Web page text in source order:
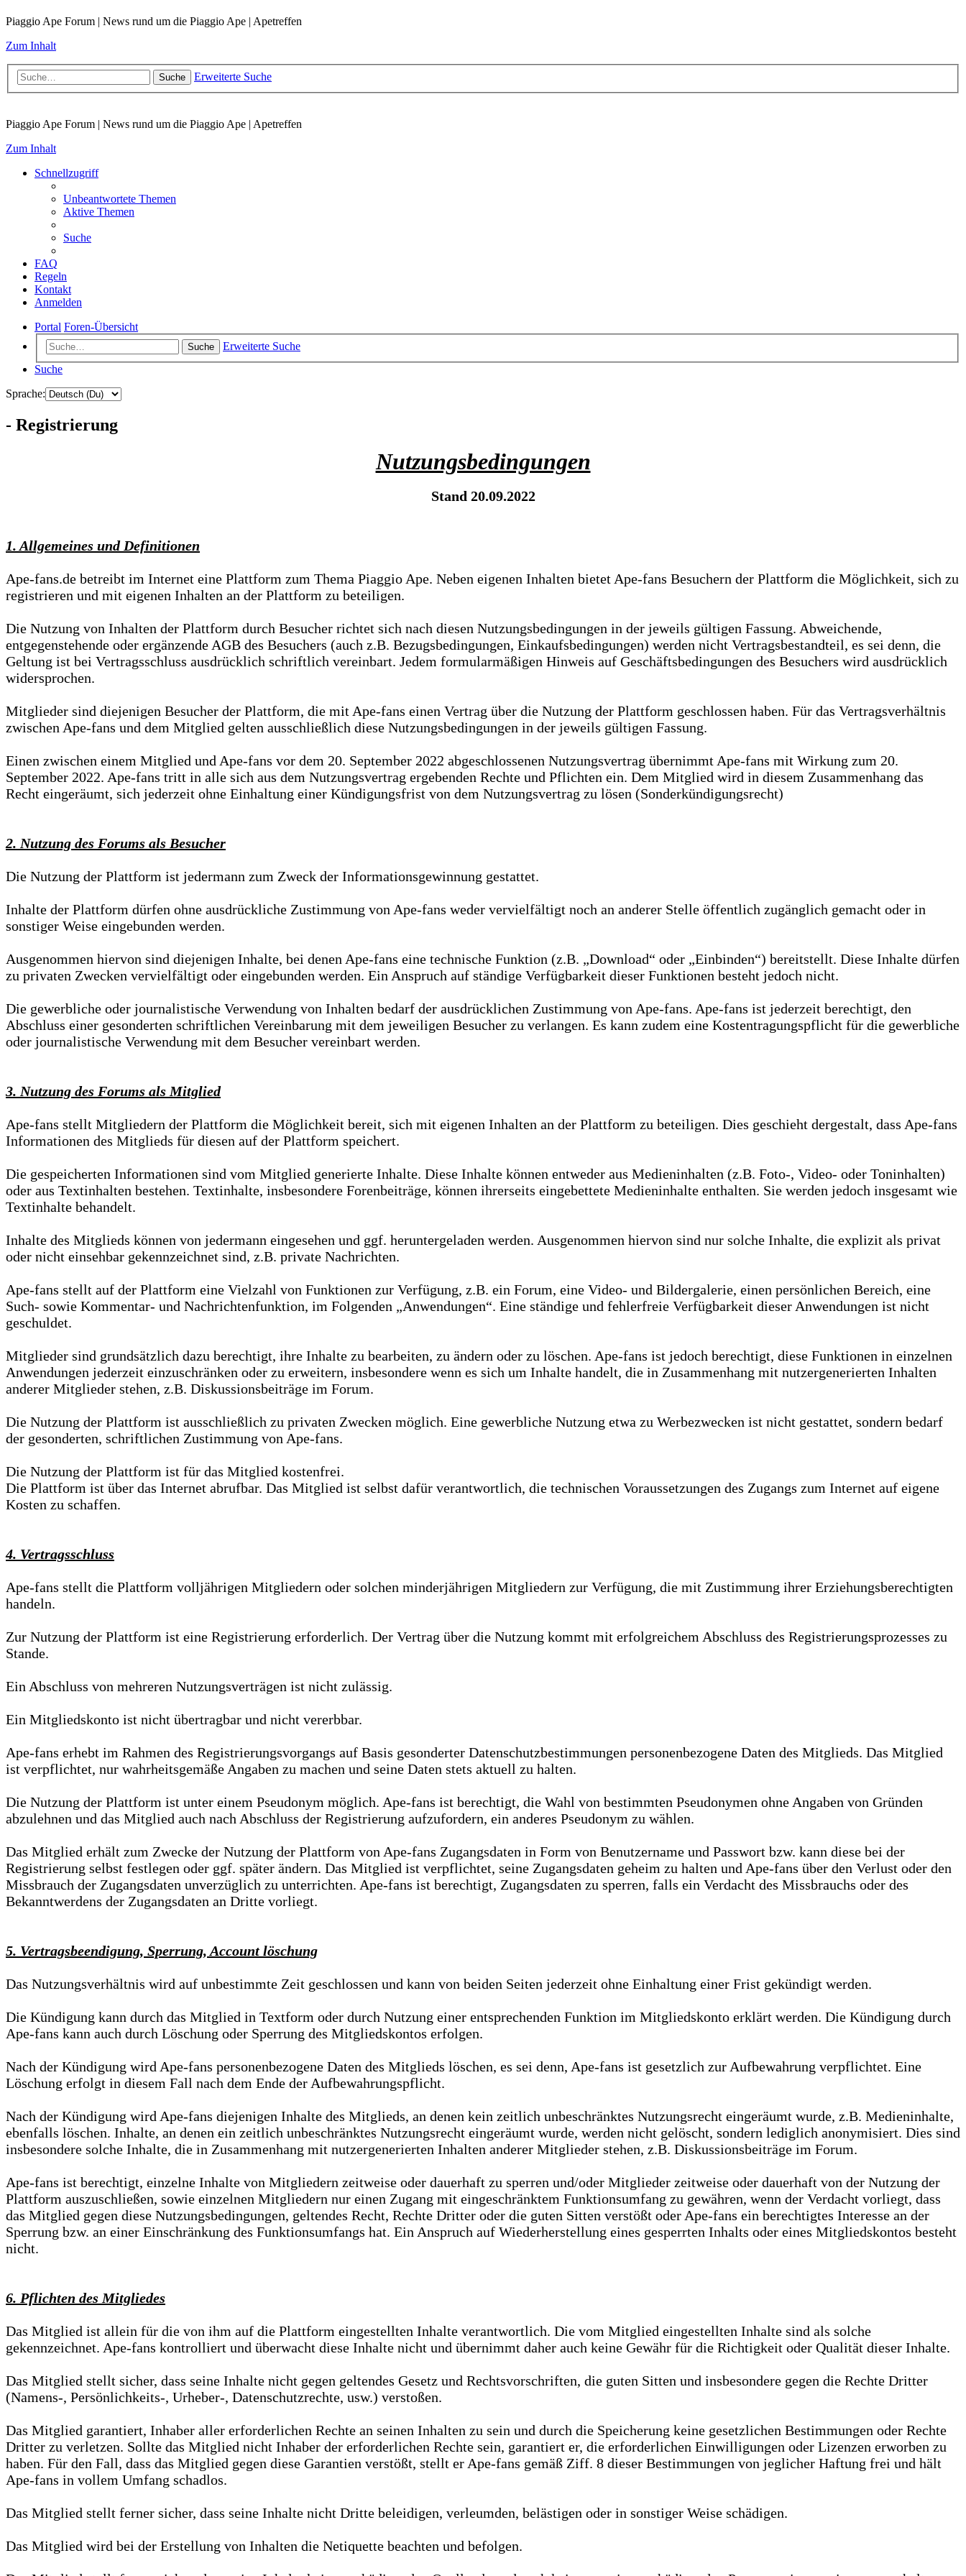
Piaggio Ape Forum | News rund um die Piaggio Ape | Apetreffen
Zum Inhalt
Suche Erweiterte Suche
Piaggio Ape Forum | News rund um die Piaggio Ape | Apetreffen
Zum Inhalt
Schnellzugriff
Unbeantwortete Themen
Aktive Themen
Suche
FAQ
Regeln
Kontakt
Anmelden
Portal Foren-Übersicht
Suche
Erweiterte Suche
Suche
Sprache:
- Registrierung
Nutzungsbedingungen
Stand 20.09.2022
1. Allgemeines und Definitionen
Ape-fans.de betreibt im Internet eine Plattform zum Thema Piaggio Ape. Neben eigenen Inhalten bietet Ape-fans Besuchern der Plattform die Möglichkeit, sich zu
registrieren und mit eigenen Inhalten an der Plattform zu beteiligen.
Die Nutzung von Inhalten der Plattform durch Besucher richtet sich nach diesen Nutzungsbedingungen in der jeweils gültigen Fassung. Abweichende,
entgegenstehende oder ergänzende AGB des Besuchers (auch z.B. Bezugsbedingungen, Einkaufsbedingungen) werden nicht Vertragsbestandteil, es sei denn, die
Geltung ist bei Vertragsschluss ausdrücklich schriftlich vereinbart. Jedem formularmäßigen Hinweis auf Geschäftsbedingungen des Besuchers wird ausdrücklich
widersprochen.
Mitglieder sind diejenigen Besucher der Plattform, die mit Ape-fans einen Vertrag über die Nutzung der Plattform geschlossen haben. Für das Vertragsverhältnis
zwischen Ape-fans und dem Mitglied gelten ausschließlich diese Nutzungsbedingungen in der jeweils gültigen Fassung.
Einen zwischen einem Mitglied und Ape-fans vor dem 20. September 2022 abgeschlossenen Nutzungsvertrag übernimmt Ape-fans mit Wirkung zum 20.
September 2022. Ape-fans tritt in alle sich aus dem Nutzungsvertrag ergebenden Rechte und Pflichten ein. Dem Mitglied wird in diesem Zusammenhang das
Recht eingeräumt, sich jederzeit ohne Einhaltung einer Kündigungsfrist von dem Nutzungsvertrag zu lösen (Sonderkündigungsrecht)
2. Nutzung des Forums als Besucher
Die Nutzung der Plattform ist jedermann zum Zweck der Informationsgewinnung gestattet.
Inhalte der Plattform dürfen ohne ausdrückliche Zustimmung von Ape-fans weder vervielfältigt noch an anderer Stelle öffentlich zugänglich gemacht oder in
sonstiger Weise eingebunden werden.
Ausgenommen hiervon sind diejenigen Inhalte, bei denen Ape-fans eine technische Funktion (z.B. „Download“ oder „Einbinden“) bereitstellt. Diese Inhalte dürfen
zu privaten Zwecken vervielfältigt oder eingebunden werden. Ein Anspruch auf ständige Verfügbarkeit dieser Funktionen besteht jedoch nicht.
Die gewerbliche oder journalistische Verwendung von Inhalten bedarf der ausdrücklichen Zustimmung von Ape-fans. Ape-fans ist jederzeit berechtigt, den
Abschluss einer gesonderten schriftlichen Vereinbarung mit dem jeweiligen Besucher zu verlangen. Es kann zudem eine Kostentragungspflicht für die gewerbliche
oder journalistische Verwendung mit dem Besucher vereinbart werden.
3. Nutzung des Forums als Mitglied
Ape-fans stellt Mitgliedern der Plattform die Möglichkeit bereit, sich mit eigenen Inhalten an der Plattform zu beteiligen. Dies geschieht dergestalt, dass Ape-fans
Informationen des Mitglieds für diesen auf der Plattform speichert.
Die gespeicherten Informationen sind vom Mitglied generierte Inhalte. Diese Inhalte können entweder aus Medieninhalten (z.B. Foto-, Video- oder Toninhalten)
oder aus Textinhalten bestehen. Textinhalte, insbesondere Forenbeiträge, können ihrerseits eingebettete Medieninhalte enthalten. Sie werden jedoch insgesamt wie
Textinhalte behandelt.
Inhalte des Mitglieds können von jedermann eingesehen und ggf. heruntergeladen werden. Ausgenommen hiervon sind nur solche Inhalte, die explizit als privat
oder nicht einsehbar gekennzeichnet sind, z.B. private Nachrichten.
Ape-fans stellt auf der Plattform eine Vielzahl von Funktionen zur Verfügung, z.B. ein Forum, eine Video- und Bildergalerie, einen persönlichen Bereich, eine
Such- sowie Kommentar- und Nachrichtenfunktion, im Folgenden „Anwendungen“. Eine ständige und fehlerfreie Verfügbarkeit dieser Anwendungen ist nicht
geschuldet.
Mitglieder sind grundsätzlich dazu berechtigt, ihre Inhalte zu bearbeiten, zu ändern oder zu löschen. Ape-fans ist jedoch berechtigt, diese Funktionen in einzelnen
Anwendungen jederzeit einzuschränken oder zu erweitern, insbesondere wenn es sich um Inhalte handelt, die in Zusammenhang mit nutzergenerierten Inhalten
anderer Mitglieder stehen, z.B. Diskussionsbeiträge im Forum.
Die Nutzung der Plattform ist ausschließlich zu privaten Zwecken möglich. Eine gewerbliche Nutzung etwa zu Werbezwecken ist nicht gestattet, sondern bedarf
der gesonderten, schriftlichen Zustimmung von Ape-fans.
Die Nutzung der Plattform ist für das Mitglied kostenfrei.
Die Plattform ist über das Internet abrufbar. Das Mitglied ist selbst dafür verantwortlich, die technischen Voraussetzungen des Zugangs zum Internet auf eigene
Kosten zu schaffen.
4. Vertragsschluss
Ape-fans stellt die Plattform volljährigen Mitgliedern oder solchen minderjährigen Mitgliedern zur Verfügung, die mit Zustimmung ihrer Erziehungsberechtigten
handeln.
Zur Nutzung der Plattform ist eine Registrierung erforderlich. Der Vertrag über die Nutzung kommt mit erfolgreichem Abschluss des Registrierungsprozesses zu
Stande.
Ein Abschluss von mehreren Nutzungsverträgen ist nicht zulässig.
Ein Mitgliedskonto ist nicht übertragbar und nicht vererbbar.
Ape-fans erhebt im Rahmen des Registrierungsvorgangs auf Basis gesonderter Datenschutzbestimmungen personenbezogene Daten des Mitglieds. Das Mitglied
ist verpflichtet, nur wahrheitsgemäße Angaben zu machen und seine Daten stets aktuell zu halten.
Die Nutzung der Plattform ist unter einem Pseudonym möglich. Ape-fans ist berechtigt, die Wahl von bestimmten Pseudonymen ohne Angaben von Gründen
abzulehnen und das Mitglied auch nach Abschluss der Registrierung aufzufordern, ein anderes Pseudonym zu wählen.
Das Mitglied erhält zum Zwecke der Nutzung der Plattform von Ape-fans Zugangsdaten in Form von Benutzername und Passwort bzw. kann diese bei der
Registrierung selbst festlegen oder ggf. später ändern. Das Mitglied ist verpflichtet, seine Zugangsdaten geheim zu halten und Ape-fans über den Verlust oder den
Missbrauch der Zugangsdaten unverzüglich zu unterrichten. Ape-fans ist berechtigt, Zugangsdaten zu sperren, falls ein Verdacht des Missbrauchs oder des
Bekanntwerdens der Zugangsdaten an Dritte vorliegt.
5. Vertragsbeendigung, Sperrung, Account löschung
Das Nutzungsverhältnis wird auf unbestimmte Zeit geschlossen und kann von beiden Seiten jederzeit ohne Einhaltung einer Frist gekündigt werden.
Die Kündigung kann durch das Mitglied in Textform oder durch Nutzung einer entsprechenden Funktion im Mitgliedskonto erklärt werden. Die Kündigung durch
Ape-fans kann auch durch Löschung oder Sperrung des Mitgliedskontos erfolgen.
Nach der Kündigung wird Ape-fans personenbezogene Daten des Mitglieds löschen, es sei denn, Ape-fans ist gesetzlich zur Aufbewahrung verpflichtet. Eine
Löschung erfolgt in diesem Fall nach dem Ende der Aufbewahrungspflicht.
Nach der Kündigung wird Ape-fans diejenigen Inhalte des Mitglieds, an denen kein zeitlich unbeschränktes Nutzungsrecht eingeräumt wurde, z.B. Medieninhalte,
ebenfalls löschen. Inhalte, an denen ein zeitlich unbeschränktes Nutzungsrecht eingeräumt wurde, werden nicht gelöscht, sondern lediglich anonymisiert. Dies sind
insbesondere solche Inhalte, die in Zusammenhang mit nutzergenerierten Inhalten anderer Mitglieder stehen, z.B. Diskussionsbeiträge im Forum.
Ape-fans ist berechtigt, einzelne Inhalte von Mitgliedern zeitweise oder dauerhaft zu sperren und/oder Mitglieder zeitweise oder dauerhaft von der Nutzung der
Plattform auszuschließen, sowie einzelnen Mitgliedern nur einen Zugang mit eingeschränktem Funktionsumfang zu gewähren, wenn der Verdacht vorliegt, dass
das Mitglied gegen diese Nutzungsbedingungen, geltendes Recht, Rechte Dritter oder die guten Sitten verstößt oder Ape-fans ein berechtigtes Interesse an der
Sperrung bzw. an einer Einschränkung des Funktionsumfangs hat. Ein Anspruch auf Wiederherstellung eines gesperrten Inhalts oder eines Mitgliedskontos besteht
nicht.
6. Pflichten des Mitgliedes
Das Mitglied ist allein für die von ihm auf die Plattform eingestellten Inhalte verantwortlich. Die vom Mitglied eingestellten Inhalte sind als solche
gekennzeichnet. Ape-fans kontrolliert und überwacht diese Inhalte nicht und übernimmt daher auch keine Gewähr für die Richtigkeit oder Qualität dieser Inhalte.
Das Mitglied stellt sicher, dass seine Inhalte nicht gegen geltendes Gesetz und Rechtsvorschriften, die guten Sitten und insbesondere gegen die Rechte Dritter
(Namens-, Persönlichkeits-, Urheber-, Datenschutzrechte, usw.) verstoßen.
Das Mitglied garantiert, Inhaber aller erforderlichen Rechte an seinen Inhalten zu sein und durch die Speicherung keine gesetzlichen Bestimmungen oder Rechte
Dritter zu verletzen. Sollte das Mitglied nicht Inhaber der erforderlichen Rechte sein, garantiert er, die erforderlichen Einwilligungen oder Lizenzen erworben zu
haben. Für den Fall, dass das Mitglied gegen diese Garantien verstößt, stellt er Ape-fans gemäß Ziff. 8 dieser Bestimmungen von jeglicher Haftung frei und hält
Ape-fans in vollem Umfang schadlos.
Das Mitglied stellt ferner sicher, dass seine Inhalte nicht Dritte beleidigen, verleumden, belästigen oder in sonstiger Weise schädigen.
Das Mitglied wird bei der Erstellung von Inhalten die Netiquette beachten und befolgen.